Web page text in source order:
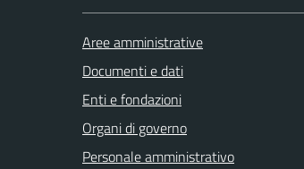
Aree amministrative
Documenti e dati
Enti e fondazioni
Organi di governo
Personale amministrativo